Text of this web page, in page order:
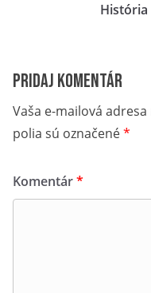
Pridaj komentár
Vaša e-mailová
polia sú označené*
Komentár*